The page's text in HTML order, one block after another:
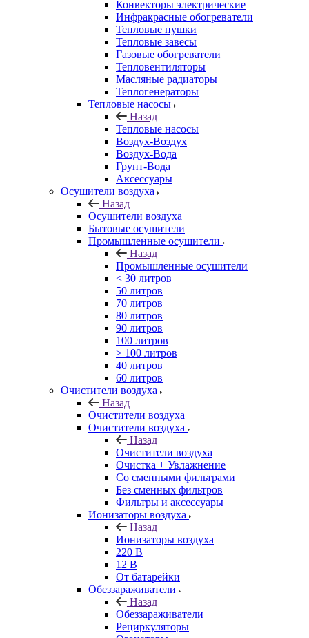
Конвекторы электрические
Инфракрасные обогреватели
Тепловые пушки
Тепловые завесы
Газовые обогреватели
Тепловентиляторы
Масляные радиаторы
Теплогенераторы
Тепловые насосы
Назад
Тепловые насосы
Воздух-Воздух
Воздух-Вода
Грунт-Вода
Аксессуары
Осушители воздуха
Назад
Осушители воздуха
Бытовые осушители
Промышленные осушители
Назад
Промышленные осушители
< 30 литров
50 литров
70 литров
80 литров
90 литров
100 литров
> 100 литров
40 литров
60 литров
Очистители воздуха
Назад
Очистители воздуха
Очистители воздуха
Назад
Очистители воздуха
Очистка + Увлажнение
Cо сменными фильтрами
Без сменных фильтров
Фильтры и аксессуары
Ионизаторы воздуха
Назад
Ионизаторы воздуха
220 В
12 В
От батарейки
Обеззараживатели
Назад
Обеззараживатели
Рециркуляторы